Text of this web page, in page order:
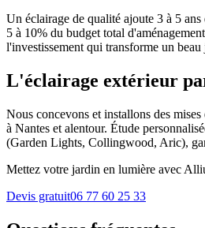
Un éclairage de qualité ajoute 3 à 5
5 à 10% du budget total
l'investissement qui transforme un
L'éclairage extérieur
Nous concevons et installons des
à Nantes et alentour. Étude
(Garden Lights, Collingwood, Aric),
Mettez votre jardin en lumière avec
Devis gratuit06 77 60 25 33